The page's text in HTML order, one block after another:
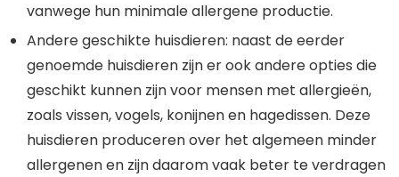
vanwege hun minimale allergene productie.
Andere geschikte huisdieren: naast de eerder
genoemde huisdieren zijn er ook andere opties die
geschikt kunnen zijn voor mensen met allergieën,
zoals vissen, vogels, konijnen en hagedissen. Deze
huisdieren produceren over het algemeen minder
allergenen en zijn daarom vaak beter te verdragen